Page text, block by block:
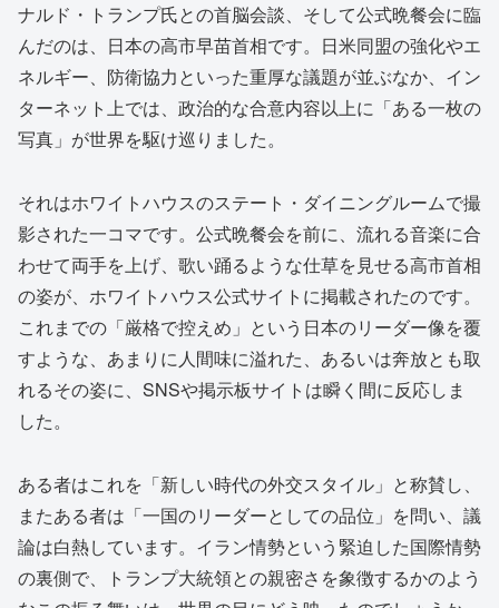
ナルド・トランプ氏との首脳会談、そして公式晩餐会に臨
んだのは、日本の高市早苗首相です。日米同盟の強化やエ
ネルギー、防衛協力といった重厚な議題が並ぶなか、イン
ターネット上では、政治的な合意内容以上に「ある一枚の
写真」が世界を駆け巡りました。
それはホワイトハウスのステート・ダイニングルームで撮
影された一コマです。公式晩餐会を前に、流れる音楽に合
わせて両手を上げ、歌い踊るような仕草を見せる高市首相
の姿が、ホワイトハウス公式サイトに掲載されたのです。
これまでの「厳格で控えめ」という日本のリーダー像を覆
すような、あまりに人間味に溢れた、あるいは奔放とも取
れるその姿に、SNSや掲示板サイトは瞬く間に反応しま
した。
ある者はこれを「新しい時代の外交スタイル」と称賛し、
またある者は「一国のリーダーとしての品位」を問い、議
論は白熱しています。イラン情勢という緊迫した国際情勢
の裏側で、トランプ大統領との親密さを象徴するかのよう